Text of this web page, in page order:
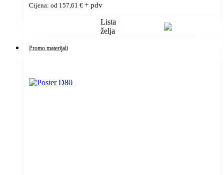
Cijena: od 157,61 € + pdv
Lista
želja
Promo materijali